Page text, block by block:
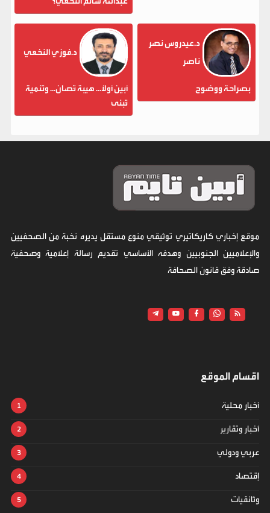
د.عيدروس نصر
ناصر
بصراحة ووضوح
د.فوزي النخعي
أبين أولاً... هيبة تُصان... وتنمية
تُبنى
موقع إخباري كاريكاتيري توثيقي منوع مستقل يديره نخبة من الصحفيين
والإعلاميين الجنوبيين وهدفه الأساسي تقديم رسالة إعلامية وصحفية
صادقة وفق قانون الصحافة
اقسام الموقع
أخبار محلية
أخبار وتقارير
عربي ودولي
إقتصاد
وثائقيات